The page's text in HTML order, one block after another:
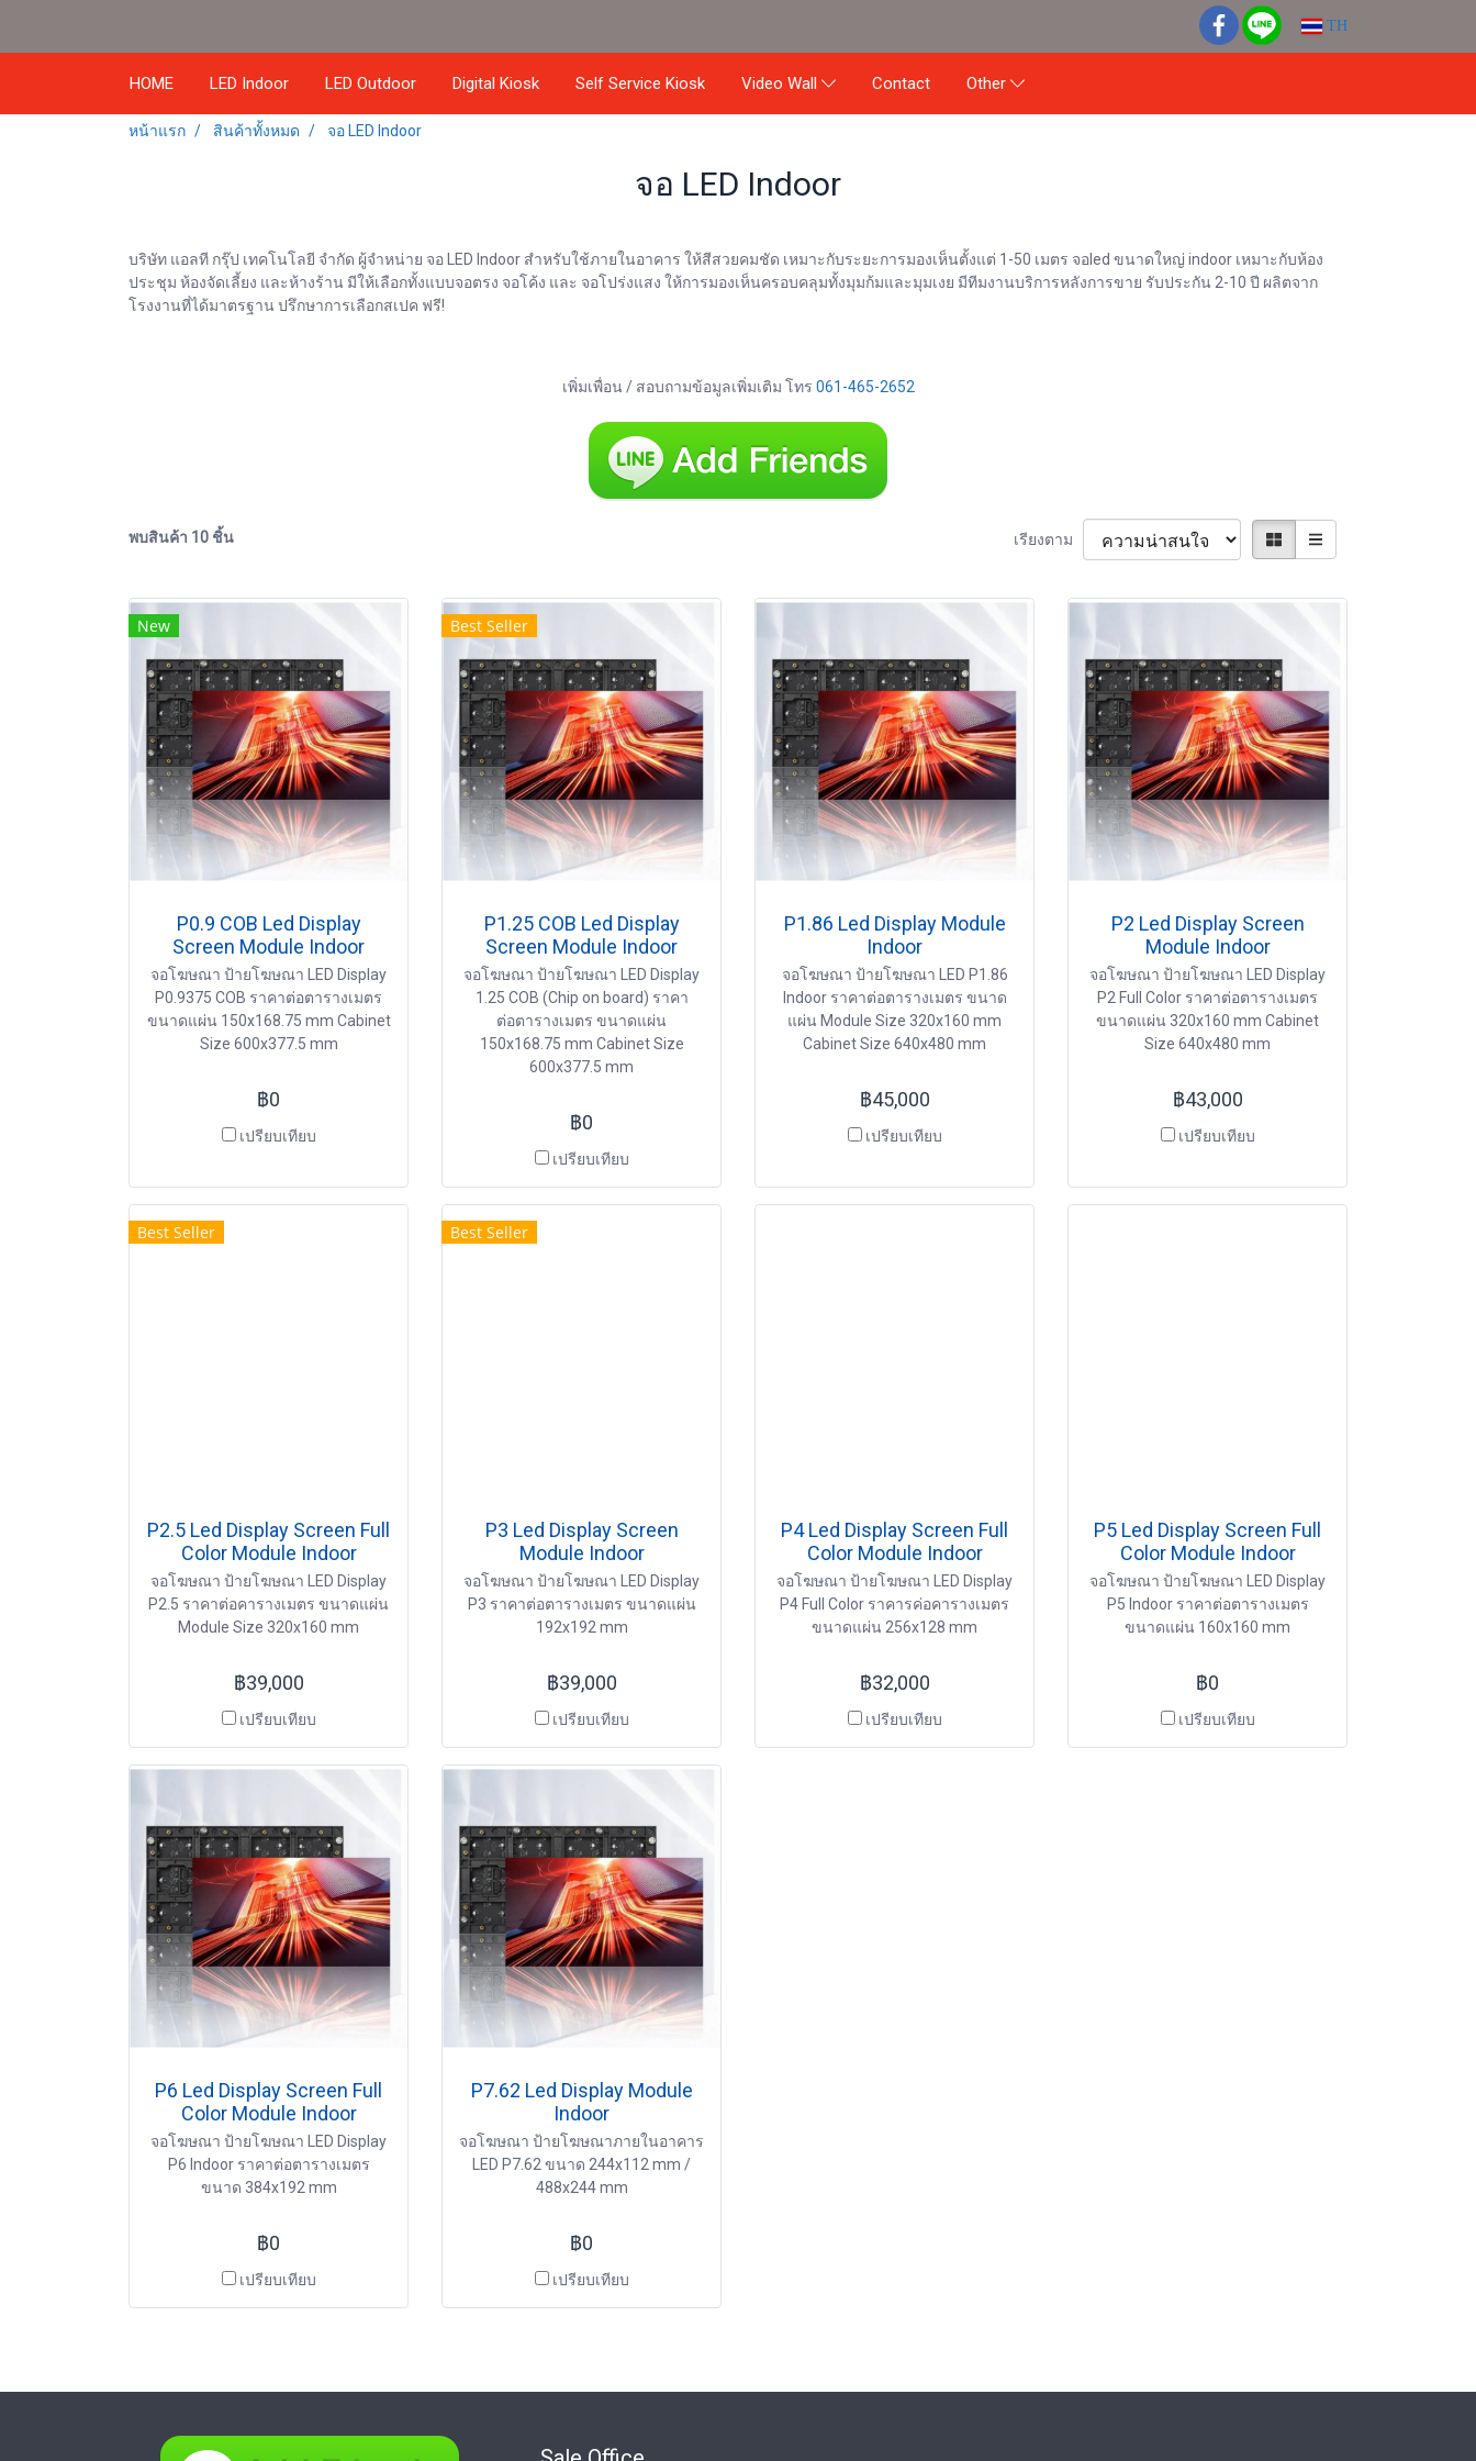
TH
HOME LED Indoor LED Outdoor Digital Kiosk Self Service Kiosk Video Wall Contact Other
หน้าแรก สินค้าทั้งหมด จอ LED Indoor
จอ LED Indoor
บริษัท แอลที กรุ๊ป เทคโนโลยี จำกัด ผู้จำหน่าย จอ LED Indoor สำหรับใช้ภายในอาคาร ให้สีสวยคมชัด เหมาะกับระยะการมองเห็นตั้งแต่ 1-50 เมตร จอled ขนาดใหญ่ indoor เหมาะกับห้อง
ประชุม ห้องจัดเลี้ยง และห้างร้าน มีให้เลือกทั้งแบบจอตรง จอโค้ง และ จอโปร่งแสง ให้การมองเห็นครอบคลุมทั้งมุมก้มและมุมเงย มีทีมงานบริการหลังการขาย รับประกัน 2-10 ปี ผลิตจาก
โรงงานที่ได้มาตรฐาน ปรึกษาการเลือกสเปค ฟรี!
เพิ่มเพื่อน / สอบถามข้อมูลเพิ่มเติม โทร 061-465-2652
พบสินค้า 10 ชิ้น เรียงตาม
New
P0.9 COB Led Display
Screen Module Indoor
จอโฆษณา ป้ายโฆษณา LED Display
P0.9375 COB ราคาต่อตารางเมตร
ขนาดแผ่น 150x168.75 mm Cabinet
Size 600x377.5 mm
฿0
เปรียบเทียบ
Best Seller
P1.25 COB Led Display
Screen Module Indoor
จอโฆษณา ป้ายโฆษณา LED Display
1.25 COB (Chip on board) ราคา
ต่อตารางเมตร ขนาดแผ่น
150x168.75 mm Cabinet Size
600x377.5 mm
฿0
เปรียบเทียบ
P1.86 Led Display Module
Indoor
จอโฆษณา ป้ายโฆษณา LED P1.86
Indoor ราคาต่อตารางเมตร ขนาด
แผ่น Module Size 320x160 mm
Cabinet Size 640x480 mm
฿45,000
เปรียบเทียบ
P2 Led Display Screen
Module Indoor
จอโฆษณา ป้ายโฆษณา LED Display
P2 Full Color ราคาต่อตารางเมตร
ขนาดแผ่น 320x160 mm Cabinet
Size 640x480 mm
฿43,000
เปรียบเทียบ
Best Seller
P2.5 Led Display Screen Full
Color Module Indoor
จอโฆษณา ป้ายโฆษณา LED Display
P2.5 ราคาต่อคารางเมตร ขนาดแผ่น
Module Size 320x160 mm
฿39,000
เปรียบเทียบ
Best Seller
P3 Led Display Screen
Module Indoor
จอโฆษณา ป้ายโฆษณา LED Display
P3 ราคาต่อตารางเมตร ขนาดแผ่น
192x192 mm
฿39,000
เปรียบเทียบ
P4 Led Display Screen Full
Color Module Indoor
จอโฆษณา ป้ายโฆษณา LED Display
P4 Full Color ราคารค่อคารางเมตร
ขนาดแผ่น 256x128 mm
฿32,000
เปรียบเทียบ
P5 Led Display Screen Full
Color Module Indoor
จอโฆษณา ป้ายโฆษณา LED Display
P5 Indoor ราคาต่อตารางเมตร
ขนาดแผ่น 160x160 mm
฿0
เปรียบเทียบ
P6 Led Display Screen Full
Color Module Indoor
จอโฆษณา ป้ายโฆษณา LED Display
P6 Indoor ราคาต่อตารางเมตร
ขนาด 384x192 mm
฿0
เปรียบเทียบ
P7.62 Led Display Module
Indoor
จอโฆษณา ป้ายโฆษณาภายในอาคาร
LED P7.62 ขนาด 244x112 mm /
488x244 mm
฿0
เปรียบเทียบ